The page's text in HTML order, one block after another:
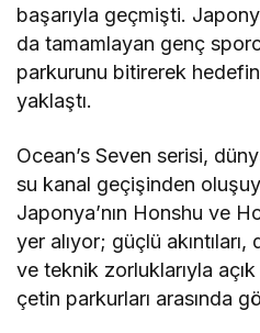
başarıyla geçmişti.
da tamamlayan genç
parkurunu bitirerek
yaklaştı.
Ocean’s Seven serisi,
su kanal geçişinden
Japonya’nın Honshu ve
yer alıyor; güçlü
ve teknik zorluklarıyla
çetin parkurları arasında